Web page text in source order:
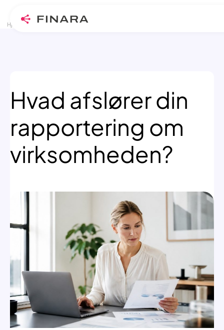
SkipHjem >Blogindlæg>Hvad afslører din rapportering om virksomheden?
Hvad afslører din
rapportering om
virksomheden?